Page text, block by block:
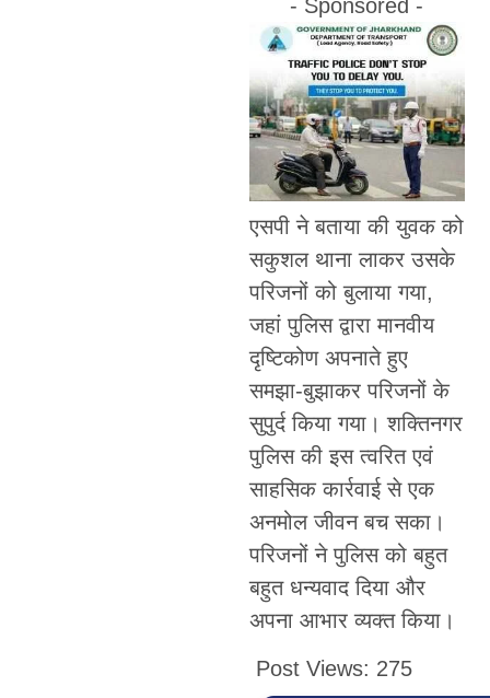
- Sponsored -
एसपी ने बताया की युवक को
सकुशल थाना लाकर उसके
परिजनों को बुलाया गया,
जहां पुलिस द्वारा मानवीय
दृष्टिकोण अपनाते हुए
समझा-बुझाकर परिजनों के
सुपुर्द किया गया। शक्तिनगर
पुलिस की इस त्वरित एवं
साहसिक कार्रवाई से एक
अनमोल जीवन बच सका।
परिजनों ने पुलिस को बहुत
बहुत धन्यवाद दिया और
अपना आभार व्यक्त किया।
Post Views: 275